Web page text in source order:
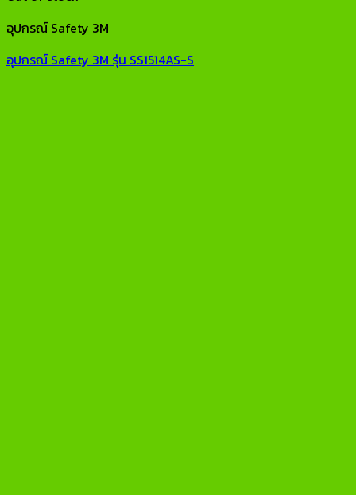
อุปกรณ์ Safety 3M
อุปกรณ์ Safety 3M รุ่น SS1514AS-S